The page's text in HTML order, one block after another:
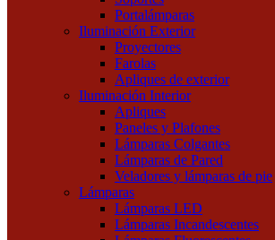
Portalámparas
Iluminación Exterior
Proyectores
Farolas
Apliques de exterior
Iluminación Interior
Apliques
Paneles y Plafones
Lámparas Colgantes
Lámparas de Pared
Veladores y lámparas de pie
Lámparas
Lámparas LED
Lámparas Incandescentes
Herramientas Eléctricas
Herramientas Manuales
Destornilladores
Pinzas y Alicates
Kits de
Llaves
Otras
Iluminación
Accesorios de Iluminación
Conectores
Drivers
Fuentes